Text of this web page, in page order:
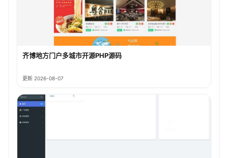
齐博地方门户多城市开源PHP源码
更新 2026-08-07